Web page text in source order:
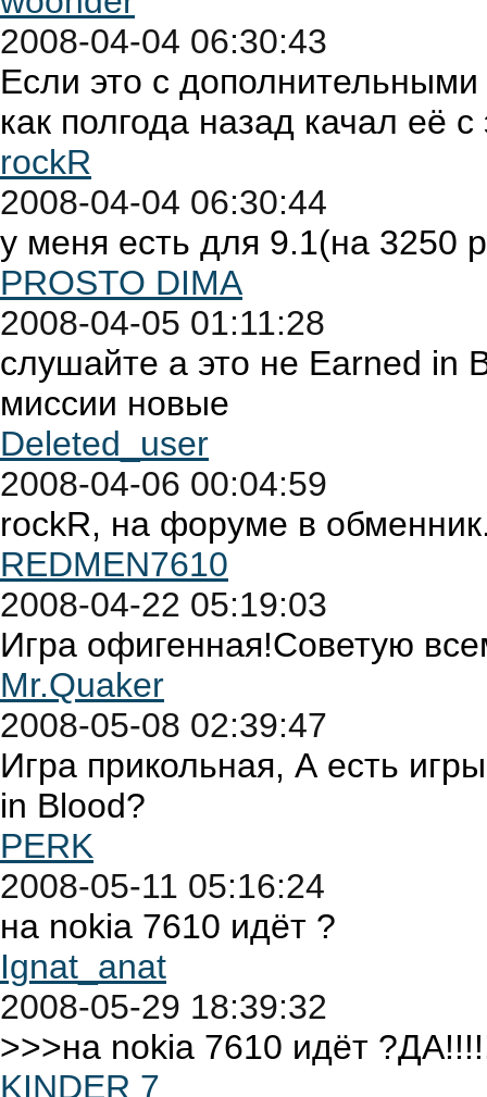
2008-04-04 06:30:43
Если это с
как полгода назад качал её с
rockR
2008-04-04 06:30:44
у меня есть для 9.1(на 3250
PROSTO DIMA
2008-04-05 01:11:28
слушайте а это не Earned in
миссии новые
Deleted_user
2008-04-06 00:04:59
rockR, на форуме в
REDMEN7610
2008-04-22 05:19:03
Игра офигенная!Советую
Mr.Quaker
2008-05-08 02:39:47
Игра прикольная, А есть
in Blood?
PERK
2008-05-11 05:16:24
на nokia 7610 идёт ?
Ignat_anat
2008-05-29 18:39:32
>>>на nokia 7610 идёт
KINDER 7